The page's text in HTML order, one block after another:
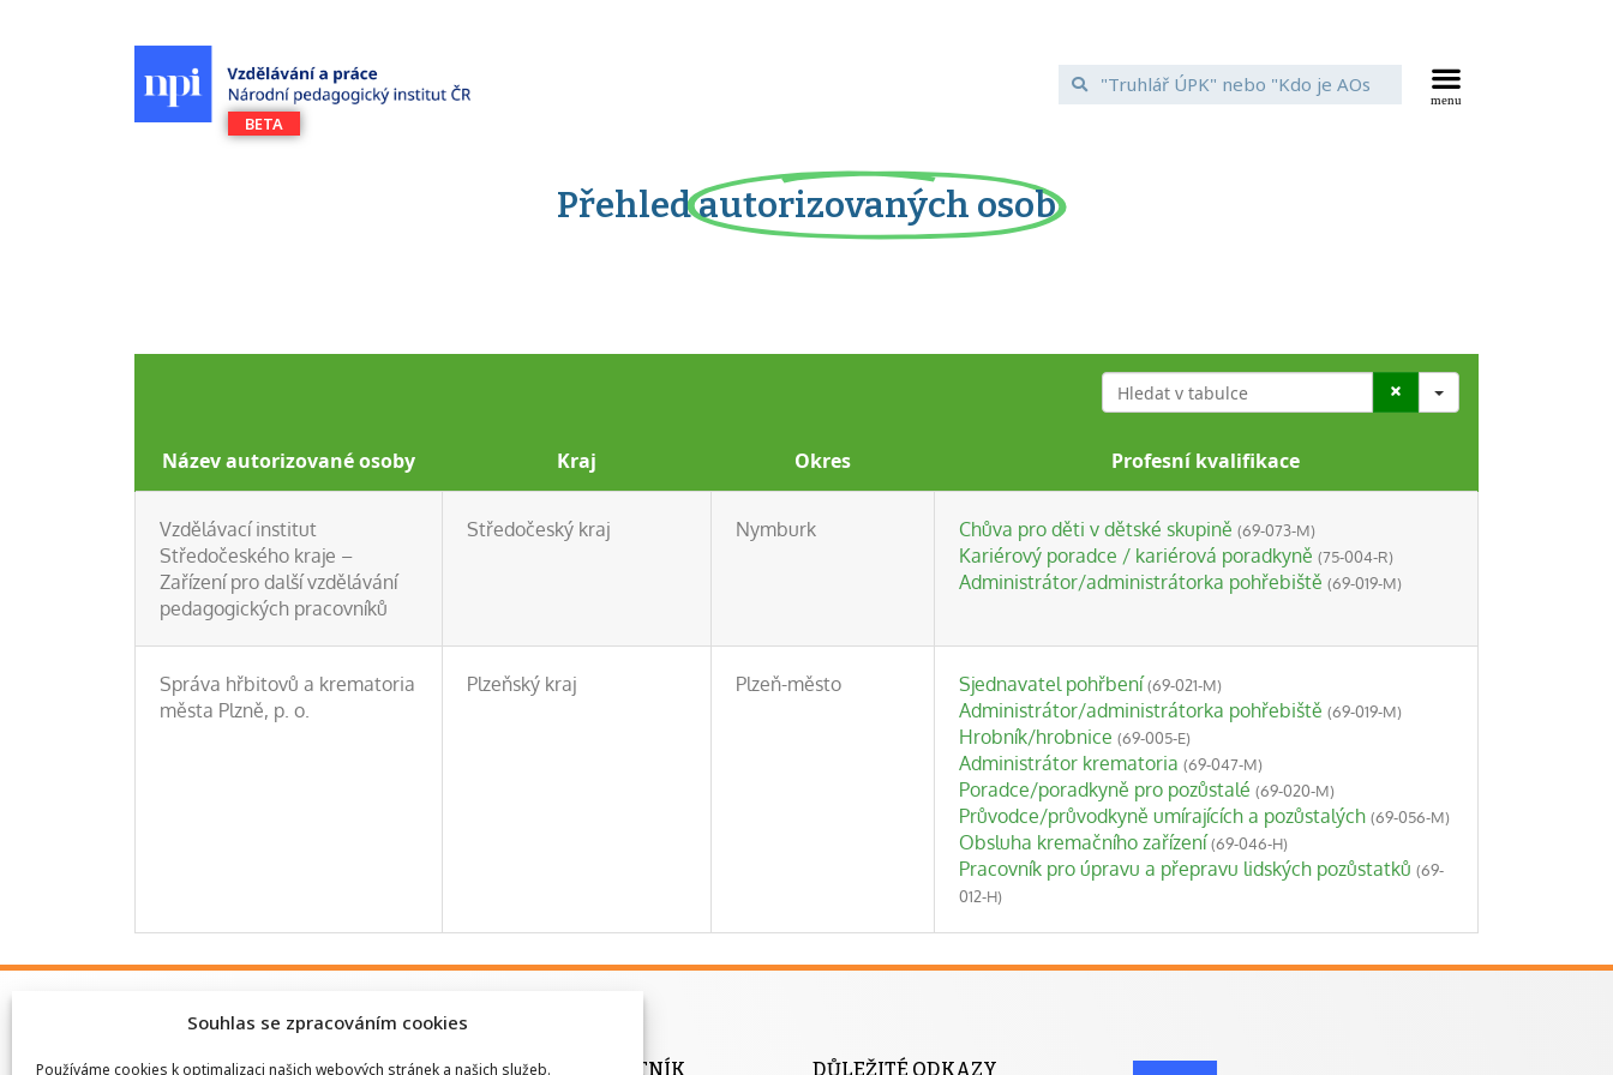
Souhlas se zpracováním cookies
Používáme cookies k optimalizaci našich webových stránek a našich služeb.
Přehledautorizovaných osob
Search
Název autorizované osoby Kraj Okres Profesní kvalifikace
Vzdělávací institut
Středočeského kraje –
Zařízení pro další vzdělávání
pedagogických pracovníků
Středočeský kraj Nymburk Chůva pro děti v dětské skupině (69-073-M)
Kariérový poradce / kariérová poradkyně (75-004-R)
Administrátor/administrátorka pohřebiště (69-019-M)
Správa hřbitovů a krematoria
města Plzně, p. o.
Plzeňský kraj Plzeň-město Sjednavatel pohřbení (69-021-M)
Administrátor/administrátorka pohřebiště (69-019-M)
Hrobník/hrobnice (69-005-E)
Administrátor krematoria (69-047-M)
Poradce/poradkyně pro pozůstalé (69-020-M)
Průvodce/průvodkyně umírajících a pozůstalých (69-056-M)
Obsluha kremačního zařízení (69-046-H)
Pracovník pro úpravu a přepravu lidských pozůstatků (69-
012-H)
HLAVNÍ MENU HLAVNÍ ROZCESTNÍK DŮLEŽITÉ ODKAZY